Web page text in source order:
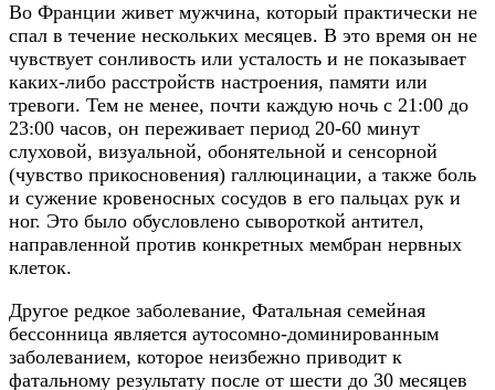
Во Франции живет мужчина, который практически не
спал в течение нескольких месяцев. В это время он не
чувствует сонливость или усталость и не показывает
каких-либо расстройств настроения, памяти или
тревоги. Тем не менее, почти каждую ночь с 21:00 до
23:00 часов, он переживает период 20-60 минут
слуховой, визуальной, обонятельной и сенсорной
(чувство прикосновения) галлюцинации, а также боль
и сужение кровеносных сосудов в его пальцах рук и
ног. Это было обусловлено сывороткой антител,
направленной против конкретных мембран нервных
клеток.
Другое редкое заболевание, Фатальная семейная
бессонница является аутосомно-доминированным
заболеванием, которое неизбежно приводит к
фатальному результату после от шести до 30 месяцев